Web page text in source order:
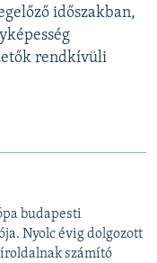
időszakban,
rendkívüli
budapesti
Nyolc évig dolgozott
számító